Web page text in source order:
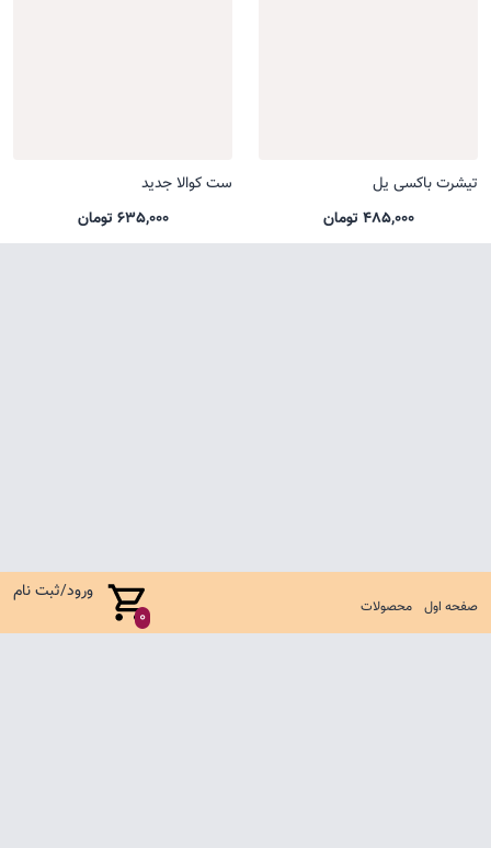
صفحه اول محصولات 0
ورود/ثبت نام
تیشرت باکسی یل
485,000 تومان
ست کوالا جدید
635,000 تومان